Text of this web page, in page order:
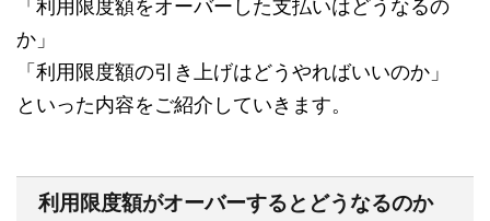
「利用限度額をオーバーした支払いはどうなるの
か」
「利用限度額の引き上げはどうやればいいのか」
といった内容をご紹介していきます。
利用限度額がオーバーするとどうなるのか